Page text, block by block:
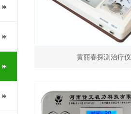
黄丽春探测治疗仪